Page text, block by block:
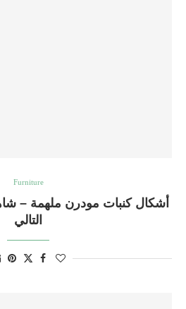
Furniture
أشكال كنبات مودرن ملهمة –
التالي